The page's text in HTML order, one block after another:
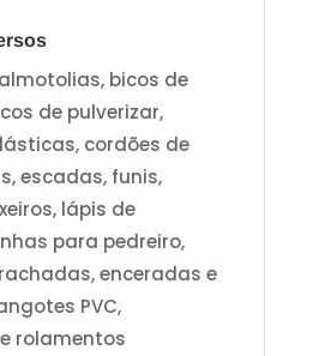
bicos de
de pulverizar,
cordões de
escadas, funis,
lápis de
para pedreiro,
enceradas e
PVC,
rolamentos